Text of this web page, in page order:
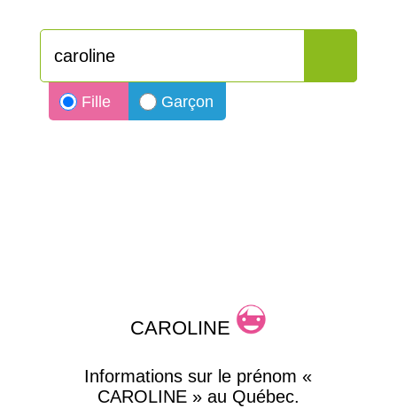
Fille Garçon
CAROLINE
Informations sur le prénom «
CAROLINE » au Québec.